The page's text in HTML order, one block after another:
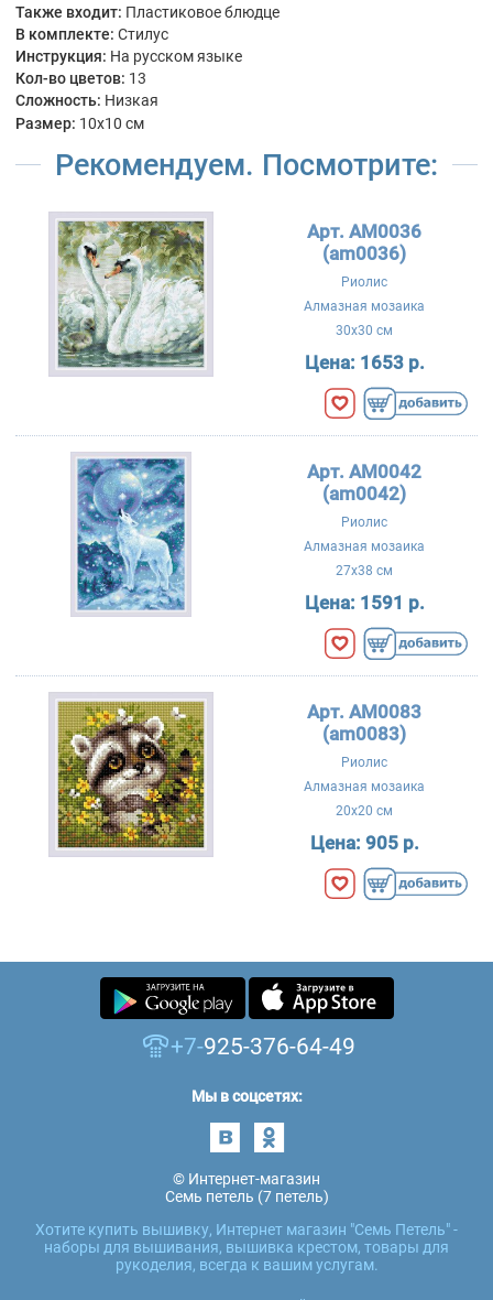
Также входит: Пластиковое блюдце
В комплекте: Стилус
Инструкция: На русском языке
Кол-во цветов: 13
Сложность: Низкая
Размер: 10x10 см
Рекомендуем. Посмотрите:
Арт. АМ0036
(am0036)
Риолис
Алмазная мозаика
30x30 см
Цена: 1653 р.
Арт. АМ0042
(am0042)
Риолис
Алмазная мозаика
27x38 см
Цена: 1591 р.
Арт. АМ0083
(am0083)
Риолис
Алмазная мозаика
20x20 см
Цена: 905 р.
+7-925-376-64-49
Мы в соцсетях:
© Интернет-магазин
Семь петель (7 петель)
Хотите купить вышивку, Интернет магазин "Семь Петель" -
наборы для вышивания, вышивка крестом, товары для
рукоделия, всегда к вашим услугам.